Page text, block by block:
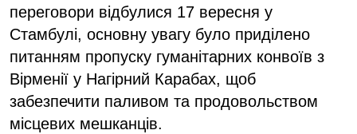
переговори відбулися 17 вересня у
Стамбулі, основну увагу було приділено
питанням пропуску гуманітарних конвоїв з
Вірменії у Нагірний Карабах, щоб
забезпечити паливом та продовольством
місцевих мешканців.